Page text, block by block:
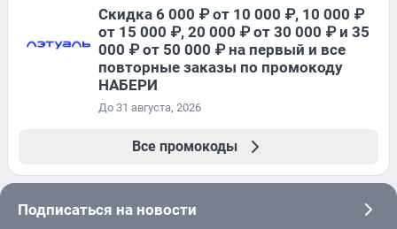
Скидка 6 000 ₽ от 10 000 ₽, 10 000 ₽
от 15 000 ₽, 20 000 ₽ от 30 000 ₽ и 35
000 ₽ от 50 000 ₽ на первый и все
повторные заказы по промокоду
НАБЕРИ
До 31 августа, 2026
Все промокоды
Подписаться на новости